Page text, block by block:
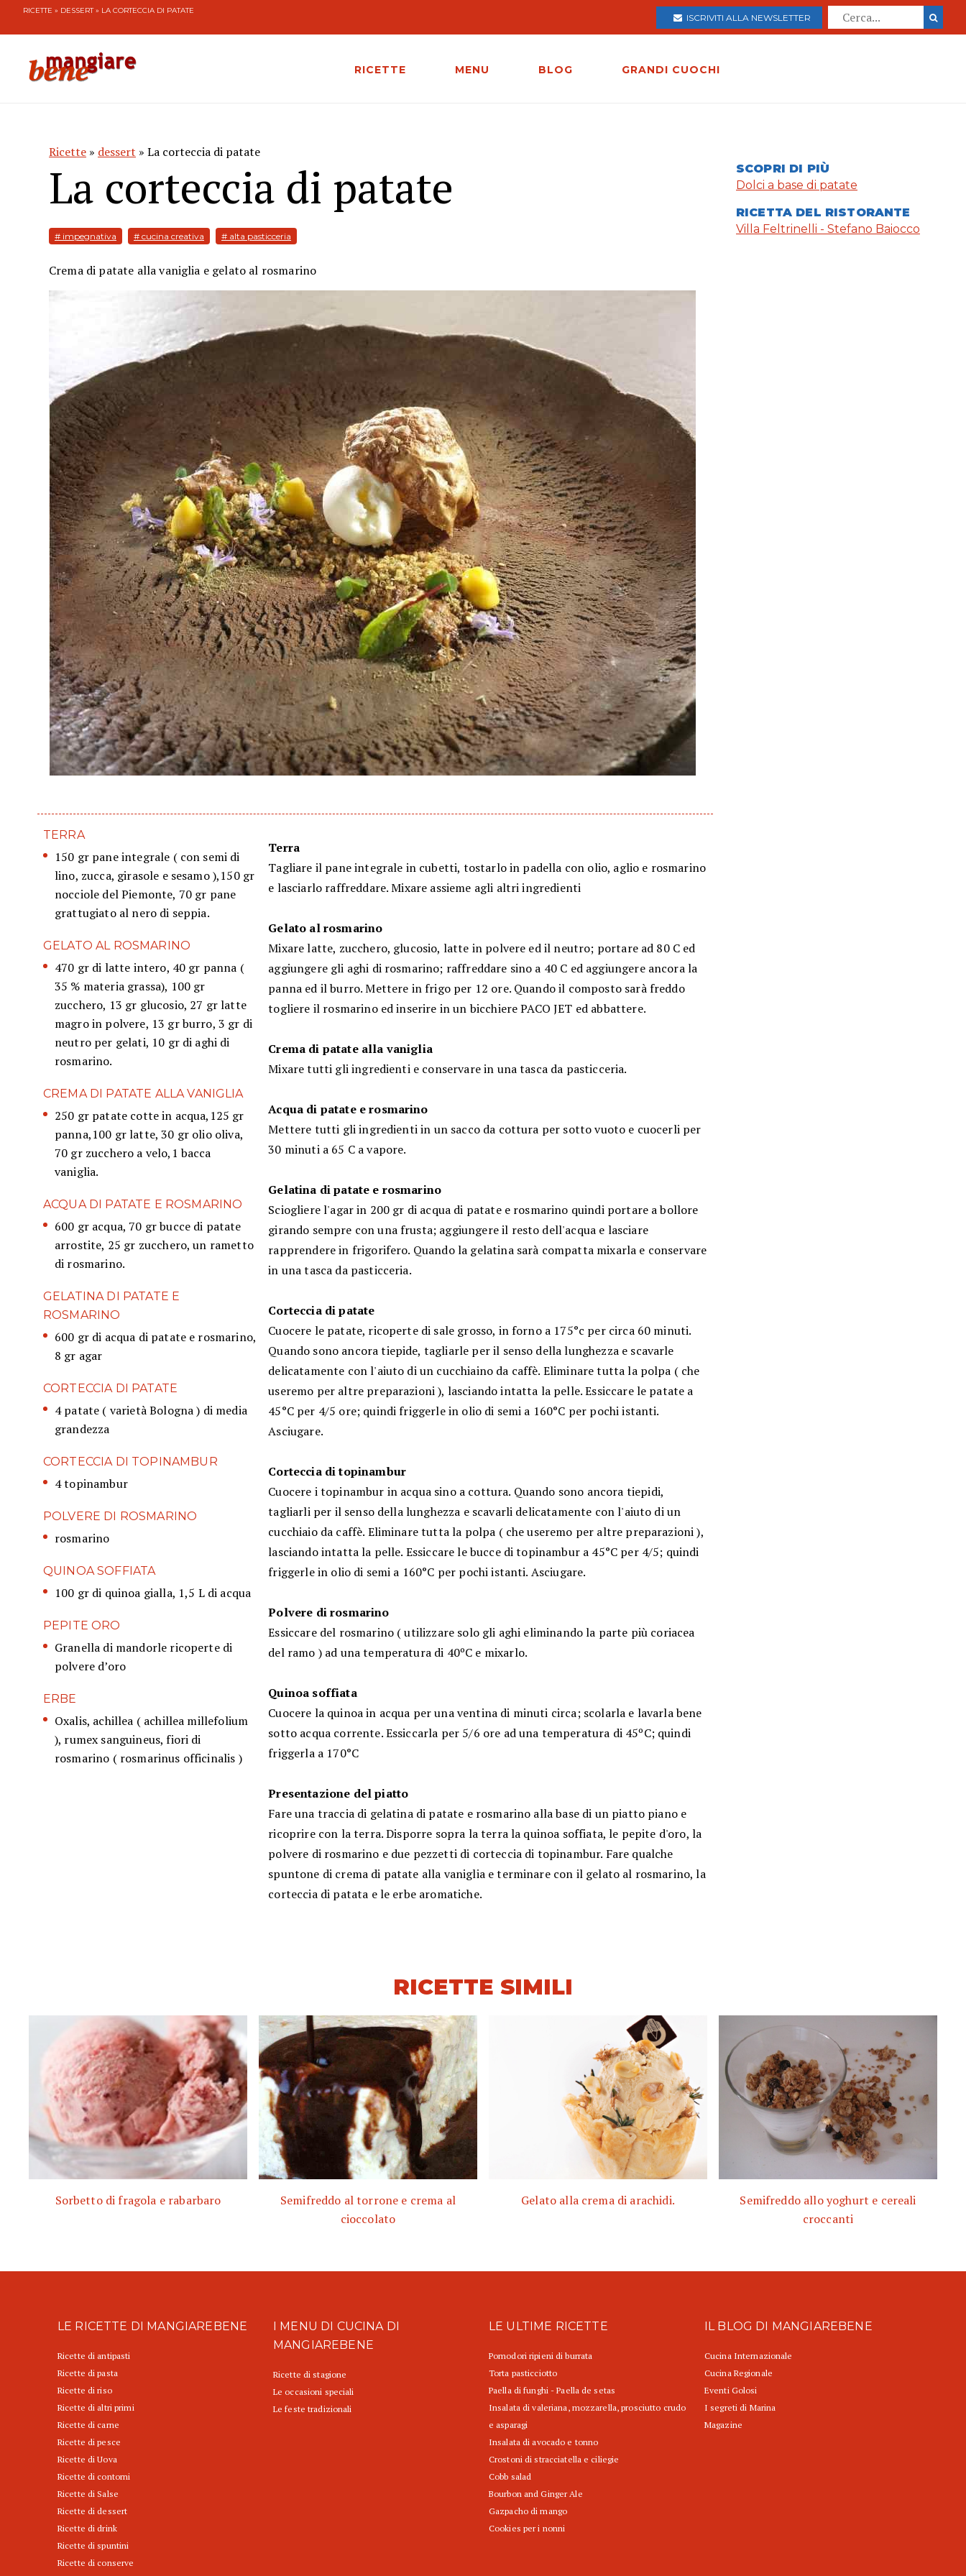
RICETTE » DESSERT» LA CORTECCIA DI PATATE
ISCRIVITI ALLA NEWSLETTER
RICETTE MENU BLOG GRANDI CUOCHI
Ricette » dessert » La corteccia di patate
La corteccia di patate
# impegnativa # cucina creativa # alta pasticceria
Crema di patate alla vaniglia e gelato al rosmarino
TERRA
150 gr pane integrale ( con semi di
lino, zucca, girasole e sesamo ),150 gr
nocciole del Piemonte, 70 gr pane
grattugiato al nero di seppia.
GELATO AL ROSMARINO
470 gr di latte intero, 40 gr panna (
35 % materia grassa), 100 gr
zucchero, 13 gr glucosio, 27 gr latte
magro in polvere, 13 gr burro, 3 gr di
neutro per gelati, 10 gr di aghi di
rosmarino.
CREMA DI PATATE ALLA VANIGLIA
250 gr patate cotte in acqua,125 gr
panna,100 gr latte, 30 gr olio oliva,
70 gr zucchero a velo,1 bacca
vaniglia.
ACQUA DI PATATE E ROSMARINO
600 gr acqua, 70 gr bucce di patate
arrostite, 25 gr zucchero, un rametto
di rosmarino.
GELATINA DI PATATE E
ROSMARINO
600 gr di acqua di patate e rosmarino,
8 gr agar
CORTECCIA DI PATATE
4 patate ( varietà Bologna ) di media
grandezza
CORTECCIA DI TOPINAMBUR
4 topinambur
POLVERE DI ROSMARINO
rosmarino
QUINOA SOFFIATA
100 gr di quinoa gialla, 1,5 L di acqua
PEPITE ORO
Granella di mandorle ricoperte di
polvere d’oro
ERBE
Oxalis, achillea ( achillea millefolium
), rumex sanguineus, fiori di
rosmarino ( rosmarinus officinalis )
Terra
Tagliare il pane integrale in cubetti, tostarlo in padella con olio, aglio e rosmarino
e lasciarlo raffreddare. Mixare assieme agli altri ingredienti
Gelato al rosmarino
Mixare latte, zucchero, glucosio, latte in polvere ed il neutro; portare ad 80 C ed
aggiungere gli aghi di rosmarino; raffreddare sino a 40 C ed aggiungere ancora la
panna ed il burro. Mettere in frigo per 12 ore. Quando il composto sarà freddo
togliere il rosmarino ed inserire in un bicchiere PACO JET ed abbattere.
Crema di patate alla vaniglia
Mixare tutti gli ingredienti e conservare in una tasca da pasticceria.
Acqua di patate e rosmarino
Mettere tutti gli ingredienti in un sacco da cottura per sotto vuoto e cuocerli per
30 minuti a 65 C a vapore.
Gelatina di patate e rosmarino
Sciogliere l'agar in 200 gr di acqua di patate e rosmarino quindi portare a bollore
girando sempre con una frusta; aggiungere il resto dell'acqua e lasciare
rapprendere in frigorifero. Quando la gelatina sarà compatta mixarla e conservare
in una tasca da pasticceria.
Corteccia di patate
Cuocere le patate, ricoperte di sale grosso, in forno a 175°c per circa 60 minuti.
Quando sono ancora tiepide, tagliarle per il senso della lunghezza e scavarle
delicatamente con l'aiuto di un cucchiaino da caffè. Eliminare tutta la polpa ( che
useremo per altre preparazioni ), lasciando intatta la pelle. Essiccare le patate a
45°C per 4/5 ore; quindi friggerle in olio di semi a 160°C per pochi istanti.
Asciugare.
Corteccia di topinambur
Cuocere i topinambur in acqua sino a cottura. Quando sono ancora tiepidi,
tagliarli per il senso della lunghezza e scavarli delicatamente con l'aiuto di un
cucchiaio da caffè. Eliminare tutta la polpa ( che useremo per altre preparazioni ),
lasciando intatta la pelle. Essiccare le bucce di topinambur a 45°C per 4/5; quindi
friggerle in olio di semi a 160°C per pochi istanti. Asciugare.
Polvere di rosmarino
Essiccare del rosmarino ( utilizzare solo gli aghi eliminando la parte più coriacea
del ramo ) ad una temperatura di 40ºC e mixarlo.
Quinoa soffiata
Cuocere la quinoa in acqua per una ventina di minuti circa; scolarla e lavarla bene
sotto acqua corrente. Essiccarla per 5/6 ore ad una temperatura di 45ºC; quindi
friggerla a 170°C
Presentazione del piatto
Fare una traccia di gelatina di patate e rosmarino alla base di un piatto piano e
ricoprire con la terra. Disporre sopra la terra la quinoa soffiata, le pepite d'oro, la
polvere di rosmarino e due pezzetti di corteccia di topinambur. Fare qualche
spuntone di crema di patate alla vaniglia e terminare con il gelato al rosmarino, la
corteccia di patata e le erbe aromatiche.
SCOPRI DI PIÙ
Dolci a base di patate
RICETTA DEL RISTORANTE
Villa Feltrinelli - Stefano Baiocco
RICETTE SIMILI
Sorbetto di fragola e rabarbaro
Semifreddo al torrone e crema al
cioccolato
Gelato alla crema di arachidi.
Semifreddo allo yoghurt e cereali
croccanti
LE RICETTE DI MANGIAREBENE
Ricette di antipasti
Ricette di pasta
Ricette di riso
Ricette di altri primi
Ricette di carne
Ricette di pesce
Ricette di Uova
Ricette di contorni
Ricette di Salse
Ricette di dessert
Ricette di drink
Ricette di spuntini
Ricette di conserve
I MENU DI CUCINA DI
MANGIAREBENE
Ricette di stagione
Le occasioni speciali
Le feste tradizionali
LE ULTIME RICETTE
Pomodori ripieni di burrata
Torta pasticciotto
Paella di funghi - Paella de setas
Insalata di valeriana, mozzarella, prosciutto crudo
e asparagi
Insalata di avocado e tonno
Crostoni di stracciatella e ciliegie
Cobb salad
Bourbon and Ginger Ale
Gazpacho di mango
Cookies per i nonni
IL BLOG DI MANGIAREBENE
Cucina Internazionale
Cucina Regionale
Eventi Golosi
I segreti di Marina
Magazine